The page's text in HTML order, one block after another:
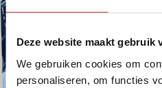
Deze website maakt gebruik
We gebruiken cookies om
personaliseren, om functies